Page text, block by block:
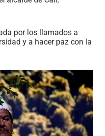
por los llamados a
y a hacer paz con la